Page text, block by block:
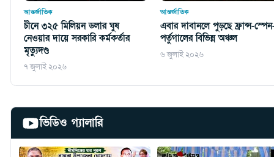
আন্তর্জাতিক
চীনে ৩২৫ মিলিয়ন ডলার ঘুষ
নেওয়ার দায়ে সরকারি কর্মকর্তার
মৃত্যুদণ্ড
৭ জুলাই ২০২৬
আন্তর্জাতিক
এবার দাবানলে পুড়ছে ফ্রান্স-
পর্তুগালের বিভিন্ন অঞ্চল
৬ জুলাই ২০২৬
ভিডিও গ্যালারি